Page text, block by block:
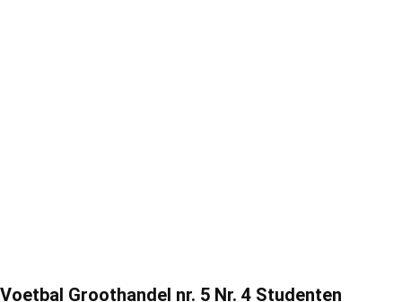
Voetbal Groothandel nr. 5 Nr. 4 Studenten